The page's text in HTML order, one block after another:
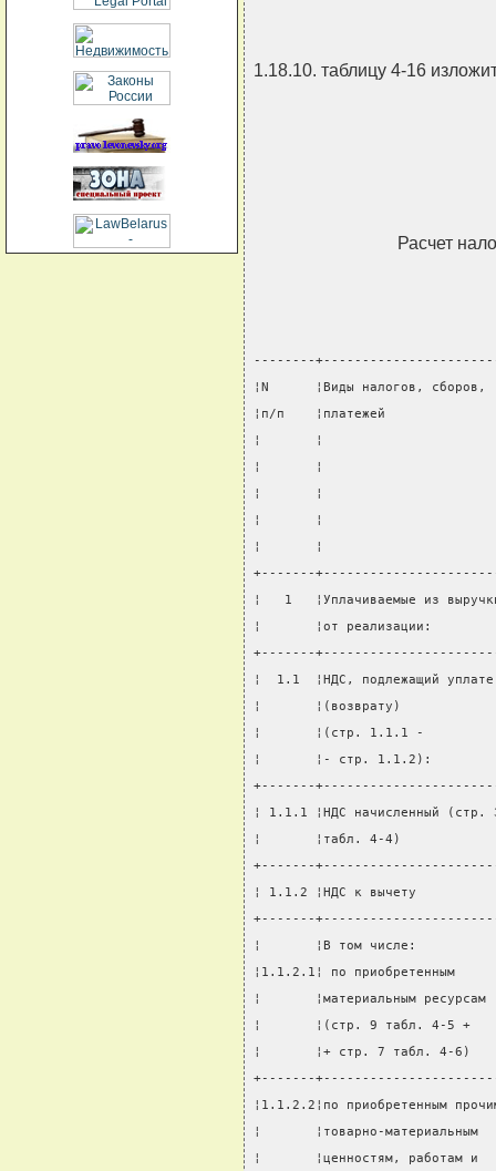
1.18.10. таблицу 4-16
Расчет
--------
¦N      ¦Виды налогов,
¦п/п    ¦платежей
¦       ¦
¦       ¦                       ¦
¦       ¦                       ¦
¦       ¦
¦       ¦
+-------+-----------------------
¦   1   ¦Уплачиваемые из
¦       ¦от реализации:
+-------+-----------------------
¦  1.1  ¦НДС, подлежащий
¦       ¦(возврату)
¦       ¦(стр. 1.1.1 -
¦       ¦- стр. 1.1.2):
+-------+-----------------------
¦ 1.1.1 ¦НДС начисленный
¦       ¦табл. 4-4)
+-------+-----------------------
¦ 1.1.2 ¦НДС к вычету
+-------+-----------------------
¦       ¦В том числе:
¦1.1.2.1¦ по
¦       ¦материальным
¦       ¦(стр. 9 табл. 4-5
¦       ¦+ стр. 7 табл. 4-
+-------+-----------------------
¦1.1.2.2¦по
¦       ¦товарно-
¦       ¦ценностям,